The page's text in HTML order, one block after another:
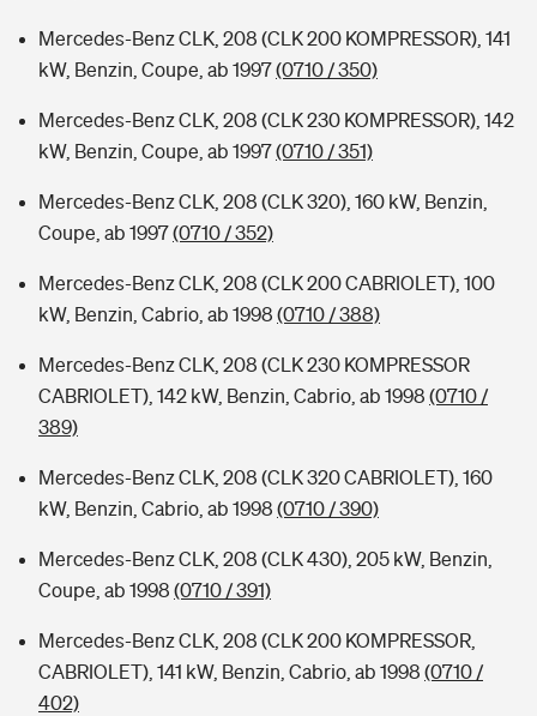
Tools
Kinderunfall-Check: Mehr Sicherheit für deine Kids
Typklassen: So ist Ihr Auto eingestuft
Sie haben Fragen?
Mercedes-Benz CLK, 208 (CLK 200 KOMPRESSOR), 141
kW, Benzin, Coupe, ab 1997(0710 / 350)
Mercedes-Benz CLK, 208 (CLK 230 KOMPRESSOR), 142
kW, Benzin, Coupe, ab 1997(0710 / 351)
Mercedes-Benz CLK, 208 (CLK 320), 160 kW, Benzin,
Coupe, ab 1997(0710 / 352)
Mercedes-Benz CLK, 208 (CLK 200 CABRIOLET), 100
kW, Benzin, Cabrio, ab 1998 (0710 / 388)
Mercedes-Benz CLK, 208 (CLK 230 KOMPRESSOR
CABRIOLET), 142 kW, Benzin, Cabrio, ab 1998 (0710 /
389)
Mercedes-Benz CLK, 208 (CLK 320 CABRIOLET), 160
kW, Benzin, Cabrio, ab 1998 (0710 / 390)
Mercedes-Benz CLK, 208 (CLK 430), 205 kW, Benzin,
Coupe, ab 1998 (0710 / 391)
Mercedes-Benz CLK, 208 (CLK 200 KOMPRESSOR,
CABRIOLET), 141 kW, Benzin, Cabrio, ab 1998 (0710 /
402)